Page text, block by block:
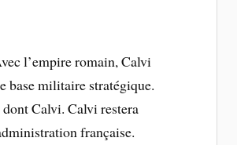
l’empire romain, Calvi
base militaire stratégique.
dont Calvi. Calvi restera
française.